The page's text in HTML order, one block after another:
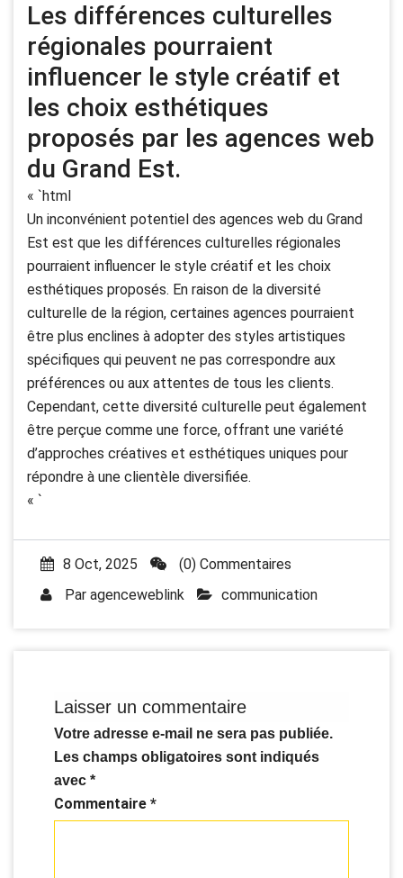
Les différences culturelles
régionales pourraient
influencer le style créatif et
les choix esthétiques
proposés par les agences web
du Grand Est.
« `html
Un inconvénient potentiel des agences web du Grand
Est est que les différences culturelles régionales
pourraient influencer le style créatif et les choix
esthétiques proposés. En raison de la diversité
culturelle de la région, certaines agences pourraient
être plus enclines à adopter des styles artistiques
spécifiques qui peuvent ne pas correspondre aux
préférences ou aux attentes de tous les clients.
Cependant, cette diversité culturelle peut également
être perçue comme une force, offrant une variété
d’approches créatives et esthétiques uniques pour
répondre à une clientèle diversifiée.
« `
8 Oct, 2025
(0) Commentaires
Par agenceweblink communication
Laisser un commentaire
Votre adresse e-mail ne sera pas publiée.
Les champs obligatoires sont indiqués
avec *
Commentaire *